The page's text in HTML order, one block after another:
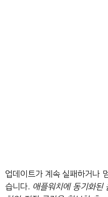
업데이트가 계속 실패하거나
습니다. 애플워치에 동기화된